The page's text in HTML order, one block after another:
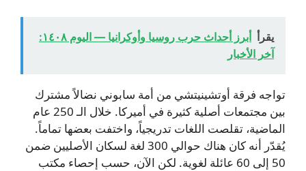
يقرأ
أبرز أحداث حرب روسيا وأوكرانيا — اليوم ١٤٠٨:
آخر الأخبار
تواجه فرقة أوتشينيتشي من أمة سابوني نضالاً مشترك
بين مجتمعات أصلية كثيرة في أميركا. خلال الـ 250 عام
الماضية، تقلصت اللغات تدريجياً، واختفت بعضها تماماً.
يُقدّر أنه كان هناك حوالي 300 لغة لسكان الأصليين ضمن
50 إلى 60 عائلة لغوية. لكن الآن، حسب إحصاء مكتب